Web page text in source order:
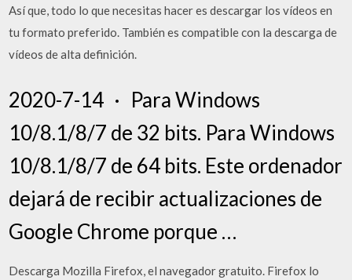
Así que, todo lo que necesitas hacer es descargar los vídeos en
tu formato preferido. También es compatible con la descarga de
vídeos de alta definición.
2020-7-14 · Para Windows
10/8.1/8/7 de 32 bits. Para Windows
10/8.1/8/7 de 64 bits. Este ordenador
dejará de recibir actualizaciones de
Google Chrome porque …
Descarga Mozilla Firefox, el navegador gratuito. Firefox lo